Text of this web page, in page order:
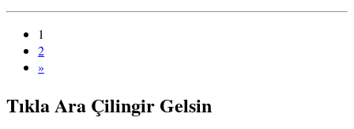
1
2
»
Tıkla Ara Çilingir Gelsin